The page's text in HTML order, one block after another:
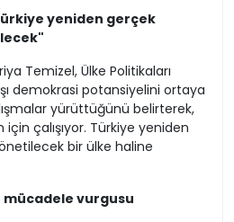
yeniden gerçek
Temizel, Ülke Politikaları
demokrasi potansiyelini ortaya
yürüttüğünü belirterek,
için çalışıyor. Türkiye yeniden
bir ülke haline
vurgusu